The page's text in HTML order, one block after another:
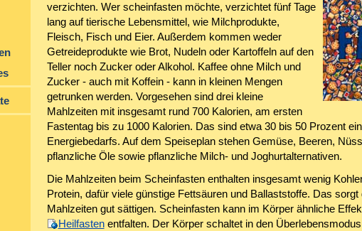
verzichten. Wer scheinfasten möchte, verzichtet fünf Tage
lang auf tierische Lebensmittel, wie Milchprodukte,
Fleisch, Fisch und Eier. Außerdem kommen weder
Getreideprodukte wie Brot, Nudeln oder Kartoffeln auf den
Teller noch Zucker oder Alkohol. Kaffee ohne Milch und
Zucker - auch mit Koffein - kann in kleinen Mengen
getrunken werden. Vorgesehen sind drei kleine
Mahlzeiten mit insgesamt rund 700 Kalorien, am ersten
Fastentag bis zu 1000 Kalorien. Das sind etwa 30 bis 50 Prozent
Energiebedarfs. Auf dem Speiseplan stehen Gemüse, Beeren,
pflanzliche Öle sowie pflanzliche Milch- und Joghurtalternativen.
Die Mahlzeiten beim Scheinfasten enthalten insgesamt wenig
Protein, dafür viele günstige Fettsäuren und Ballaststoffe. Das sorgt
Mahlzeiten gut sättigen. Scheinfasten kann im Körper ähnliche
Heilfastenentfalten. Der Körper schaltet in den